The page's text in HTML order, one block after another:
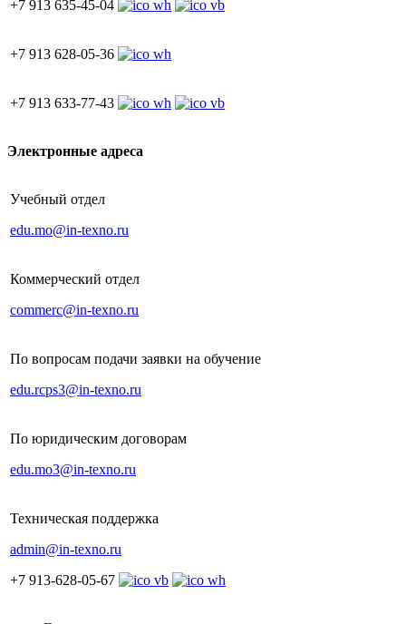
+7 913 635-45-04
+7 913 628-05-36
+7 913 633-77-43
Электронные адреса
Учебный отдел
edu.mo@in-texno.ru
Коммерческий отдел
commerc@in-texno.ru
По вопросам подачи заявки на обучение
edu.rcps3@in-texno.ru
По юридическим договорам
edu.mo3@in-texno.ru
Техническая поддержка
admin@in-texno.ru
+7 913-628-05-67